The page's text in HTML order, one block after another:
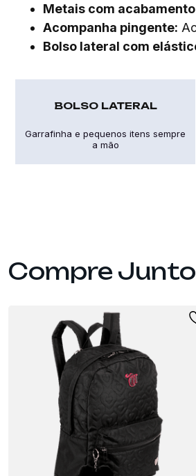
Metais com
Acompanha pingente:
Bolso lateral com
BOLSO LATERAL
Garrafinha e pequenos itens sempre
a mão